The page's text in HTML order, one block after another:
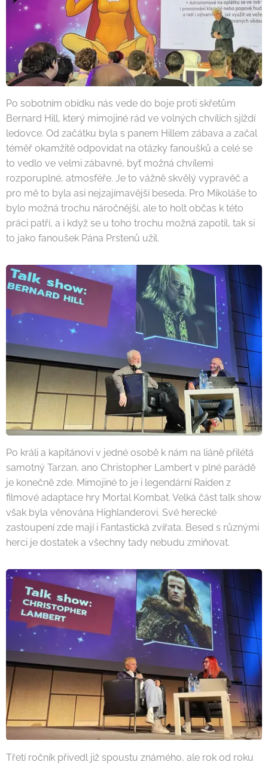
Po sobotním obídku nás vede do boje proti skřetům
Bernard Hill, který mimojiné rád ve volných chvílích sjíždí
ledovce. Od začátku byla s panem Hillem zábava a začal
téměř okamžitě odpovídat na otázky fanoušků a celé se
to vedlo ve velmi zábavné, byť možná chvílemi
rozporuplné, atmosféře. Je to vážně skvělý vypravěč a
pro mě to byla asi nejzajímavější beseda. Pro Mikoláše to
bylo možná trochu náročnější, ale to holt občas k této
práci patří, a i když se u toho trochu možná zapotil, tak si
to jako fanoušek Pána Prstenů užil.
Po králi a kapitánovi v jedné osobě k nám na liáně přilétá
samotný Tarzan, ano Christopher Lambert v plné parádě
je konečně zde. Mimojiné to je i legendární Raiden z
filmové adaptace hry Mortal Kombat. Velká část talk show
však byla věnována Highlanderovi. Své herecké
zastoupení zde mají i Fantastická zvířata. Besed s různými
herci je dostatek a všechny tady nebudu zmiňovat.
Třetí ročník přivedl již spoustu známého, ale rok od roku